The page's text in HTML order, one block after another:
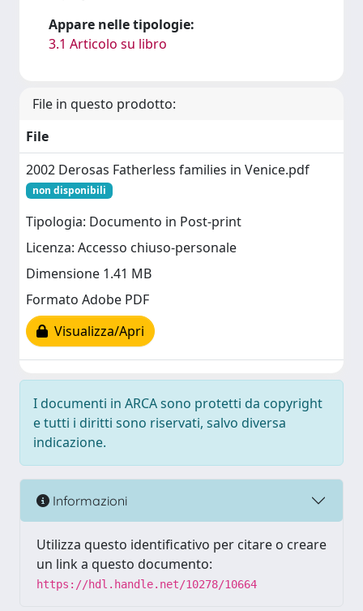
Appare nelle tipologie:
3.1 Articolo su libro
File in questo prodotto:
File
2002 Derosas Fatherless families in Venice.pdf
non disponibili
Tipologia: Documento in Post-print
Licenza: Accesso chiuso-personale
Dimensione 1.41 MB
Formato Adobe PDF
Visualizza/Apri
I documenti in ARCA sono protetti da copyright
e tutti i diritti sono riservati, salvo diversa
indicazione.
Informazioni
Utilizza questo identificativo per citare o creare
un link a questo documento:
https://hdl.handle.net/10278/10664